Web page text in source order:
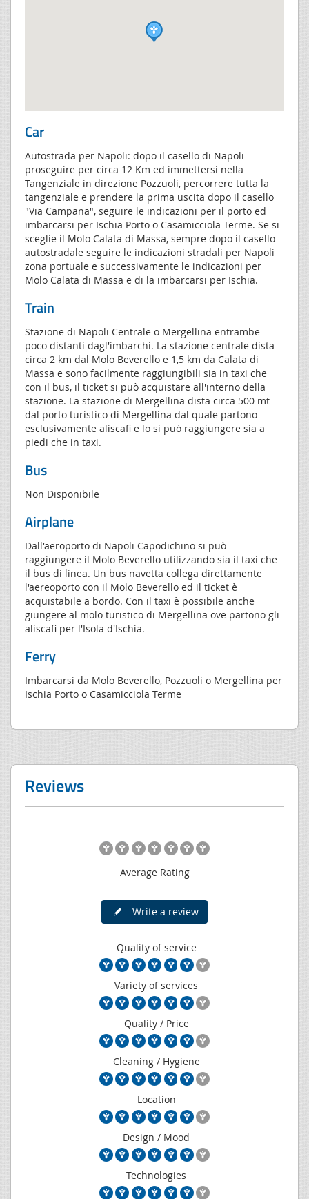
Car
Autostrada per Napoli: dopo il casello di Napoli
proseguire per circa 12 Km ed immettersi nella
Tangenziale in direzione Pozzuoli, percorrere tutta la
tangenziale e prendere la prima uscita dopo il casello
"Via Campana", seguire le indicazioni per il porto ed
imbarcarsi per Ischia Porto o Casamicciola Terme. Se si
sceglie il Molo Calata di Massa, sempre dopo il casello
autostradale seguire le indicazioni stradali per Napoli
zona portuale e successivamente le indicazioni per
Molo Calata di Massa e di la imbarcarsi per Ischia.
Train
Stazione di Napoli Centrale o Mergellina entrambe
poco distanti dagl'imbarchi. La stazione centrale dista
circa 2 km dal Molo Beverello e 1,5 km da Calata di
Massa e sono facilmente raggiungibili sia in taxi che
con il bus, il ticket si può acquistare all'interno della
stazione. La stazione di Mergellina dista circa 500 mt
dal porto turistico di Mergellina dal quale partono
esclusivamente aliscafi e lo si può raggiungere sia a
piedi che in taxi.
Bus
Non Disponibile
Airplane
Dall'aeroporto di Napoli Capodichino si può
raggiungere il Molo Beverello utilizzando sia il taxi che
il bus di linea. Un bus navetta collega direttamente
l'aereoporto con il Molo Beverello ed il ticket è
acquistabile a bordo. Con il taxi è possibile anche
giungere al molo turistico di Mergellina ove partono gli
aliscafi per l'Isola d'Ischia.
Ferry
Imbarcarsi da Molo Beverello, Pozzuoli o Mergellina per
Ischia Porto o Casamicciola Terme
Reviews
Average Rating
Write a review
Quality of service
Variety of services
Quality / Price
Cleaning / Hygiene
Location
Design / Mood
Technologies